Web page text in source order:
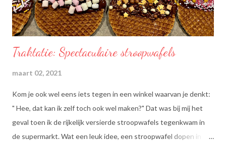
Traktatie: Spectaculaire stroopwafels
maart 02, 2021
Kom je ook wel eens iets tegen in een winkel waarvan je denkt:
" Hee, dat kan ik zelf toch ook wel maken?" Dat was bij mij het
geval toen ik de rijkelijk versierde stroopwafels tegenkwam in
de supermarkt. Wat een leuk idee, een stroopwafel dopen in